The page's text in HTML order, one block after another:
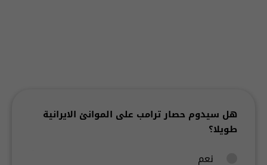
هل سيدوم حصار ترامب على الموانئ الايرانية
طويلا؟
نعم